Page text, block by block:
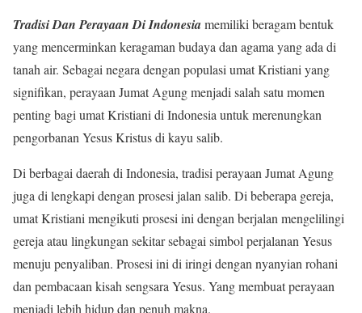
Tradisi Dan Perayaan Di Indonesiamemiliki beragam bentuk
yang mencerminkan keragaman budaya dan agama yang ada di
tanah air. Sebagai negara dengan populasi umat Kristiani yang
signifikan, perayaan Jumat Agung menjadi salah satu momen
penting bagi umat Kristiani di Indonesia untuk merenungkan
pengorbanan Yesus Kristus di kayu salib.
Di berbagai daerah di Indonesia, tradisi perayaan Jumat Agung
juga di lengkapi dengan prosesi jalan salib. Di beberapa gereja,
umat Kristiani mengikuti prosesi ini dengan berjalan mengelilingi
gereja atau lingkungan sekitar sebagai simbol perjalanan Yesus
menuju penyaliban. Prosesi ini di iringi dengan nyanyian rohani
dan pembacaan kisah sengsara Yesus. Yang membuat perayaan
menjadi lebih hidup dan penuh makna.